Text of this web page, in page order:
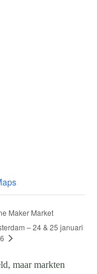
Maker Market
– 24 & 25 januari
maar markten